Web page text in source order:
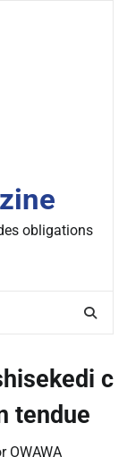
obligations
c
tendue
OWAWA